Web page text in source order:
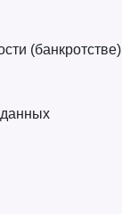
(банкротстве)